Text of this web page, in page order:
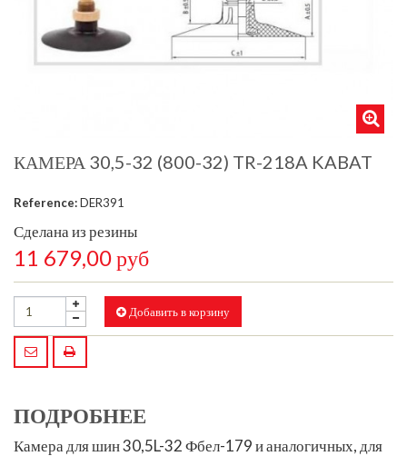
КАМЕРА 30,5-32 (800-32) TR-218A KABAT
Reference:DER391
Сделана из резины
11 679,00 руб
Добавить в корзину
ПОДРОБНЕЕ
Камера дляшин 30,5L-32Фбел-179 и аналогичных, для